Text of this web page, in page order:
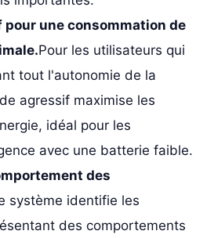
pour une consommation de
Pour les utilisateurs qui
tout l'autonomie de la
agressif maximise les
idéal pour les
avec une batterie faible.
des
système identifie les
des comportements